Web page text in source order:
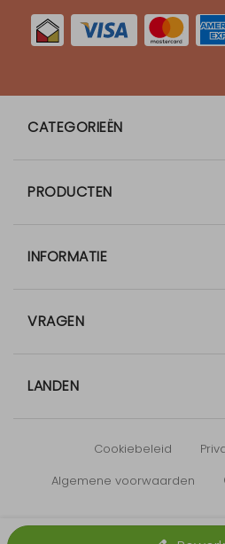
CATEGORIEËN
PRODUCTEN
INFORMATIE
VRAGEN
LANDEN
Cookiebeleid
Algemene voorwaarden